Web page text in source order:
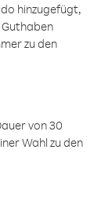
hinzugefügt,
zu den
von 30
Wahl zu den